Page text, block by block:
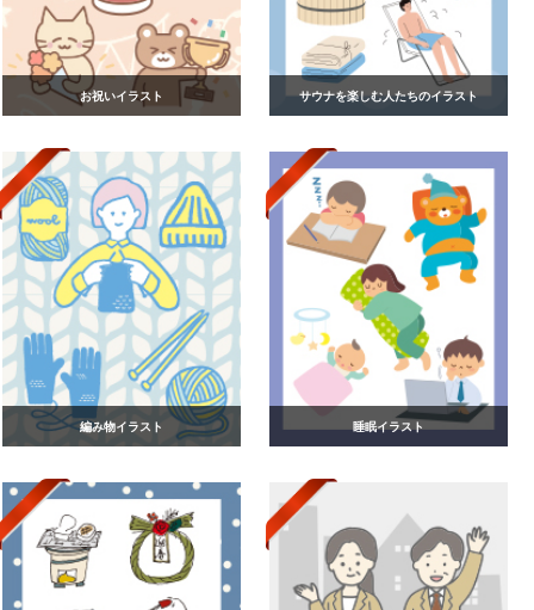
お祝いイラスト サウナを楽しむ人たちのイラスト
編み物イラスト 睡眠イラスト